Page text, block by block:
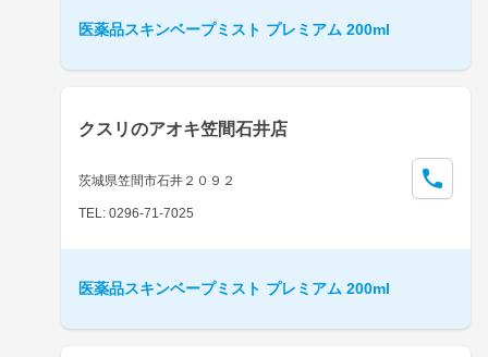
医薬品スキンベープミスト プレミアム 200ml
クスリのアオキ笠間石井店
茨城県笠間市石井２０９２
TEL: 0296-71-7025
医薬品スキンベープミスト プレミアム 200ml